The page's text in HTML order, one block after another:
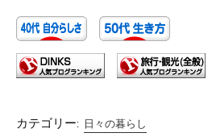
カテゴリー: 日々の暮らし